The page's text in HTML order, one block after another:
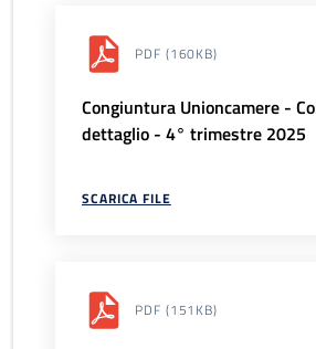
PDF (160KB)
Congiuntura Unioncamere -
dettaglio - 4° trimestre 2025
SCARICA FILE
PDF (151KB)